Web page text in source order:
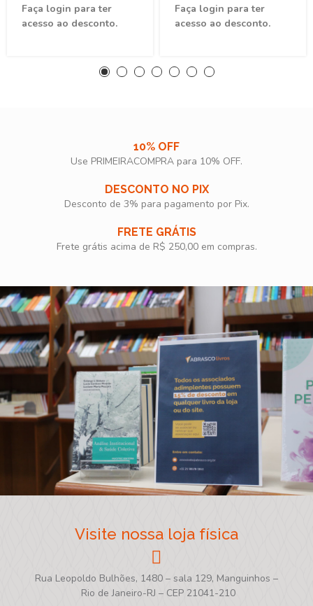
Faça login para ter
acesso ao desconto.
Faça login para ter
acesso ao desconto.
10% OFF
Use PRIMEIRACOMPRA para 10% OFF.​
DESCONTO NO PIX
Desconto de 3% para pagamento por Pix.
FRETE GRÁTIS
Frete grátis acima de R$ 250,00 em compras.
Visite nossa loja física
Rua Leopoldo Bulhões, 1480 – sala 129, Manguinhos –
Rio de Janeiro-RJ – CEP 21041-210